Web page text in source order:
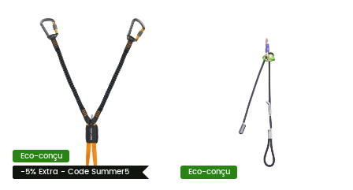
Eco-conçu
-5% Extra - Code Summer5 Eco-conçu